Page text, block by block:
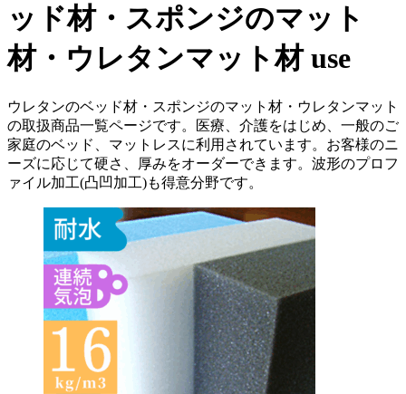
ッド材・スポンジのマット
材・ウレタンマット材 use
ウレタンのベッド材・スポンジのマット材・ウレタンマット
の取扱商品一覧ページです。医療、介護をはじめ、一般のご
家庭のベッド、マットレスに利用されています。お客様のニ
ーズに応じて硬さ、厚みをオーダーできます。波形のプロフ
ァイル加工(凸凹加工)も得意分野です。